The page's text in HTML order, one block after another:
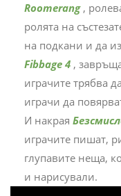
Roomerang ,
ролята на
на подкани и да
Fibbage 4 ,
играчите трябва
играчи да
И накрая
играчите пишат,
глупавите неща,
и нарисували.